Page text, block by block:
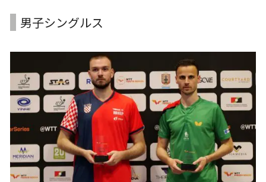
男子シングルス